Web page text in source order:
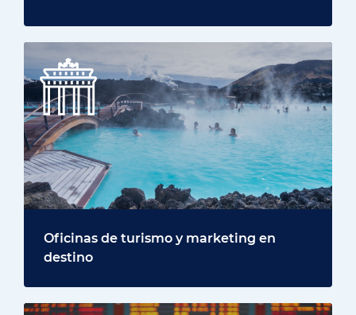
Oficinas de turismo y marketing en
destino